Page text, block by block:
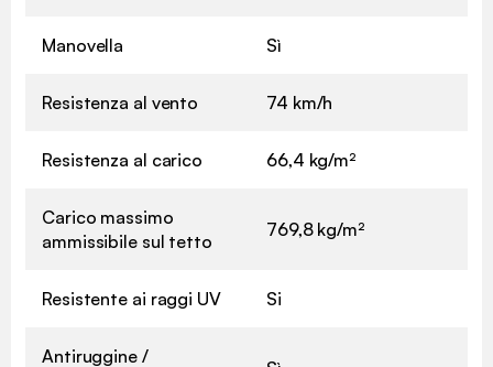
Manovella Sì
Resistenza al vento 74 km/h
Resistenza al carico 66,4 kg/m²
Carico massimo
ammissibile sul tetto
769,8 kg/m²
Resistente ai raggi UV Si
Antiruggine /